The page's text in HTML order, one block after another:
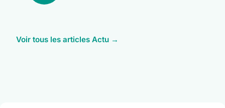
Voir tous les articles Actu →